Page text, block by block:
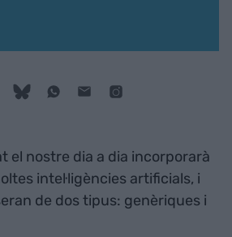
el nostre dia a dia incorporarà
intel·ligències artificials, i
de dos tipus: genèriques i